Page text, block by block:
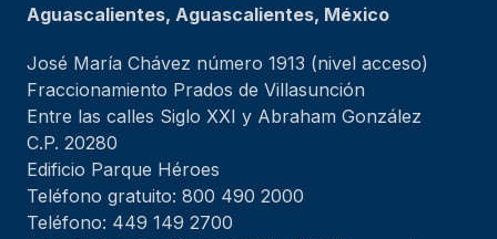
Aguascalientes, Aguascalientes, México
José María Chávez número 1913 (nivel acceso)
Fraccionamiento Prados de Villasunción
Entre las calles Siglo XXI y Abraham González
C.P. 20280
Edificio Parque Héroes
Teléfono gratuito: 800 490 2000
Teléfono: 449 149 2700